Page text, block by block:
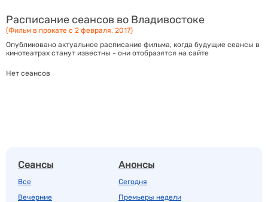
Расписание сеансов во Владивостоке
(Фильм в прокате с 2 февраля, 2017)
Опубликовано актуальное расписание фильма, когда будущие сеансы в
кинотеатрах станут известны - они отобразятся на сайте
Нет сеансов
Сеансы
Все
Вечерние
Анонсы
Сегодня
Премьеры недели